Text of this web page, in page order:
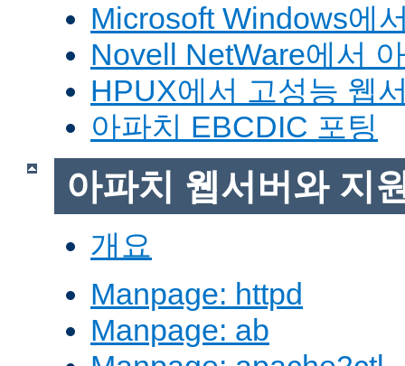
Microsoft Windows에
Novell NetWare에서
HPUX에서 고성능 웹
아파치 EBCDIC 포팅
아파치 웹서버와 지
개요
Manpage: httpd
Manpage: ab